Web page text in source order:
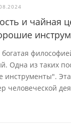
и
богатая
Одна из таких
человеческой